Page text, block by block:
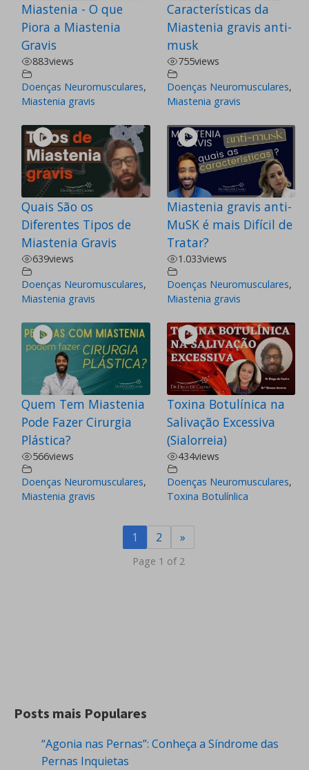
Miastenia - O que
Piora a Miastenia
Gravis
883views
Doenças Neuromusculares,
Miastenia gravis
Características da
Miastenia gravis anti-
musk
755views
Doenças Neuromusculares,
Miastenia gravis
Quais São os
Diferentes Tipos de
Miastenia Gravis
639views
Doenças Neuromusculares,
Miastenia gravis
Miastenia gravis anti-
MuSK é mais Difícil de
Tratar?
1.033views
Doenças Neuromusculares,
Miastenia gravis
Quem Tem Miastenia
Pode Fazer Cirurgia
Plástica?
566views
Doenças Neuromusculares,
Miastenia gravis
Toxina Botulínica na
Salivação Excessiva
(Sialorreia)
434views
Doenças Neuromusculares,
Toxina Botulínlica
1 2 »
Page 1 of 2
Posts mais Populares
“Agonia nas Pernas”: Conheça a Síndrome das
Pernas Inquietas